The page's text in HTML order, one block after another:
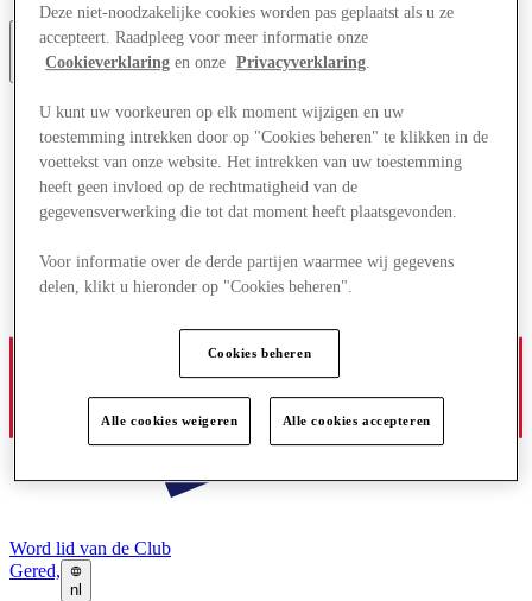
More
Word lid van de Club
Gered,
nl
Deze niet-noodzakelijke cookies worden pas geplaatst als u ze
accepteert. Raadpleeg voor meer informatie onze
Cookieverklaring en onze Privacyverklaring.
U kunt uw voorkeuren op elk moment wijzigen en uw
toestemming intrekken door op "Cookies beheren" te klikken in de
voettekst van onze website. Het intrekken van uw toestemming
heeft geen invloed op de rechtmatigheid van de
gegevensverwerking die tot dat moment heeft plaatsgevonden.
Voor informatie over de derde partijen waarmee wij gegevens
delen, klikt u hieronder op "Cookies beheren".
Cookies beheren
Alle cookies weigeren Alle cookies accepteren